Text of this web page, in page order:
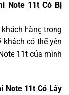
Note 11t Có Bị
hàng trong
có thể yên
11t của mình
Note 11t Có Lấy